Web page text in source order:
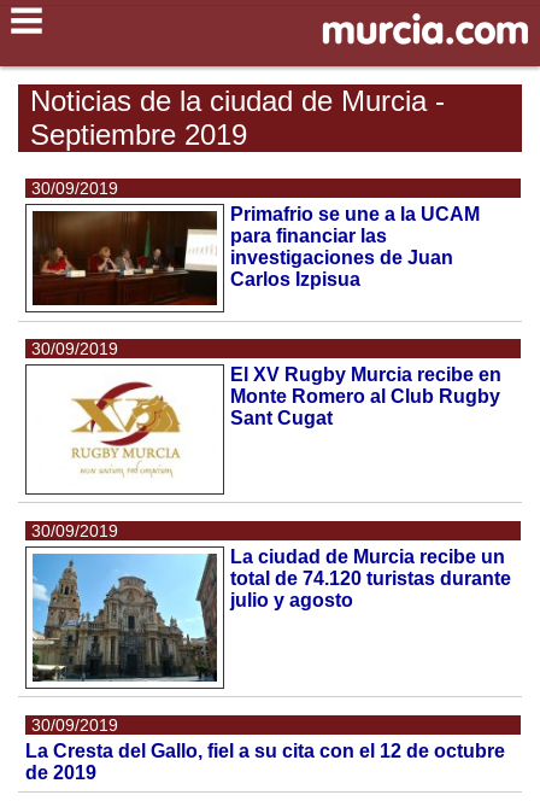
Noticias de la ciudad de Murcia -
Septiembre 2019
30/09/2019
Primafrio se une a la UCAM
para financiar las
investigaciones de Juan
Carlos Izpisua
30/09/2019
El XV Rugby Murcia recibe en
Monte Romero al Club Rugby
Sant Cugat
30/09/2019
La ciudad de Murcia recibe un
total de 74.120 turistas durante
julio y agosto
30/09/2019
La Cresta del Gallo, fiel a su cita con el 12 de octubre
de 2019